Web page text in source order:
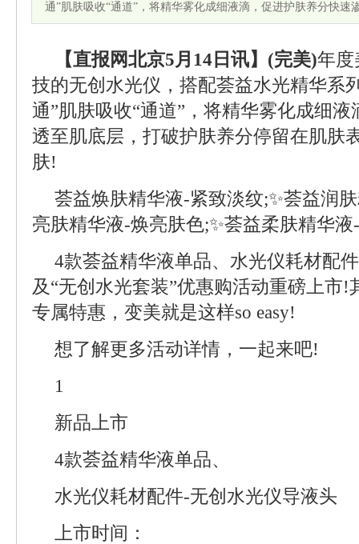
通”肌肤吸收“通道”，将精华雾化成细液滴，促进护肤养分快速
【直报网北京5月14日讯】(完美)年度
技的无创水光仪，搭配荟益水光精华系
通”肌肤吸收“通道”，将精华雾化成细
透至肌底层，打破护肤养分停留在肌肤
肤!
荟益焕肤精华液-紧致淡纹;✨荟益润
亮肤精华液-焕亮肤色;✨荟益柔肤精华
4款荟益精华液单品、水光仪耗材配
及“无创水光套装”优惠购活动重磅上市!
专属特惠，变美就是这样so easy!
想了解更多活动详情，一起来吧!
1
新品上市
4款荟益精华液单品、
水光仪耗材配件-无创水光仪导液头
上市时间：